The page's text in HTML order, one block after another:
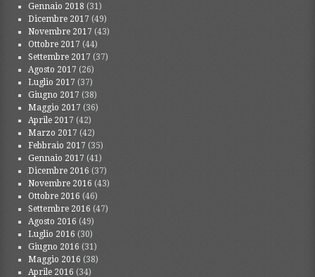
Gennaio 2018 (31)
Dicembre 2017 (49)
Novembre 2017 (43)
Ottobre 2017 (44)
Settembre 2017 (37)
Agosto 2017 (26)
Luglio 2017 (37)
Giugno 2017 (38)
Maggio 2017 (36)
Aprile 2017 (42)
Marzo 2017 (42)
Febbraio 2017 (35)
Gennaio 2017 (41)
Dicembre 2016 (37)
Novembre 2016 (43)
Ottobre 2016 (46)
Settembre 2016 (47)
Agosto 2016 (49)
Luglio 2016 (30)
Giugno 2016 (31)
Maggio 2016 (38)
Aprile 2016 (34)